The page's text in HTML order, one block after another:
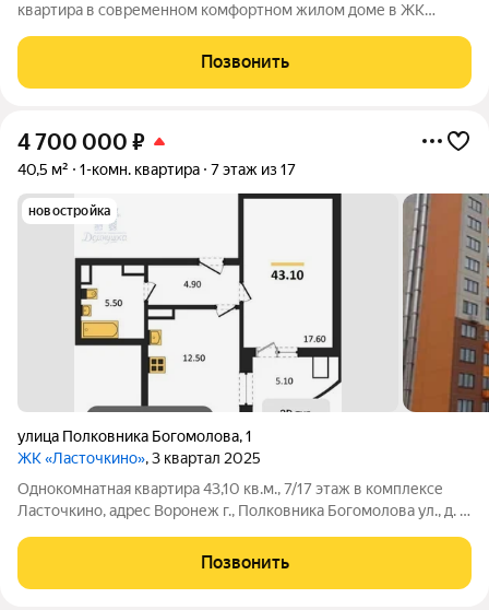
квартира в современном комфортном жилом доме в ЖК
Особенно стоит отметить наличие просторной гардеробной -
мечта любой модницы! Новому
Позвонить
4 700 000 ₽
40,5 м² 1-комн. квартира 7 этаж из 17
новостройка
улица Полковника Богомолова,1
ЖК «Ласточкино», 3 квартал 2025
Однокомнатная квартира 43,10 кв.м., 7/17 этаж в комплексе
Ласточкино, адрес Воронеж г., Полковника Богомолова ул., д. 1
потолки, ламинат на полу, межкомнатные двери ПВХ, кафель в
санузле.
Позвонить